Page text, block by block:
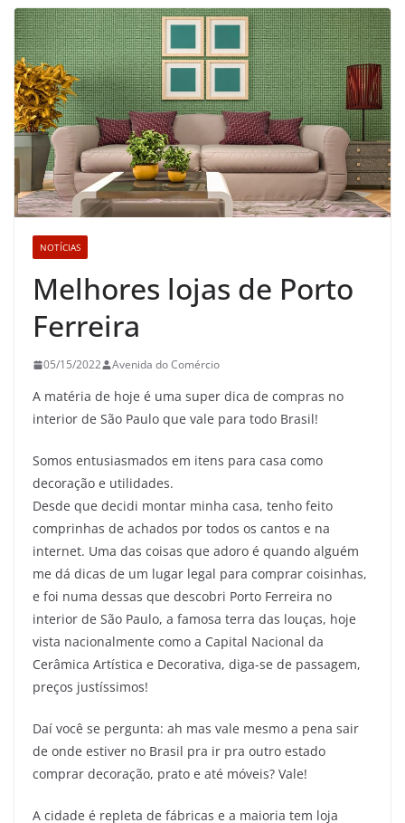
NOTÍCIAS
Melhores lojas de Porto
Ferreira
05/15/2022 Avenida do Comércio
A matéria de hoje é uma super dica de compras no
interior de São Paulo que vale para todo Brasil!
Somos entusiasmados em itens para casa como
decoração e utilidades.
Desde que decidi montar minha casa, tenho feito
comprinhas de achados por todos os cantos e na
internet. Uma das coisas que adoro é quando alguém
me dá dicas de um lugar legal para comprar coisinhas,
e foi numa dessas que descobri Porto Ferreira no
interior de São Paulo, a famosa terra das louças, hoje
vista nacionalmente como a Capital Nacional da
Cerâmica Artística e Decorativa, diga-se de passagem,
preços justíssimos!
Daí você se pergunta: ah mas vale mesmo a pena sair
de onde estiver no Brasil pra ir pra outro estado
comprar decoração, prato e até móveis? Vale!
A cidade é repleta de fábricas e a maioria tem loja